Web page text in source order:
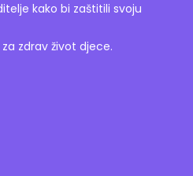
kako bi zaštitili svoju
zdrav život djece.